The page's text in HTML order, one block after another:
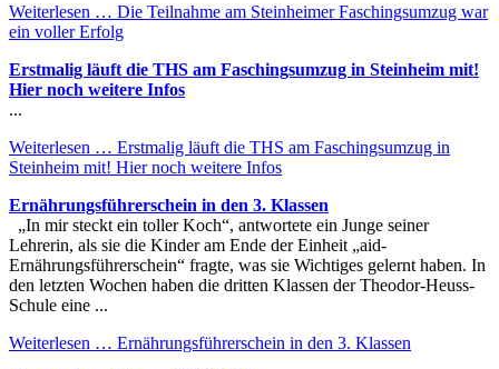
Weiterlesen … Die Teilnahme am Steinheimer Faschingsumzug war
ein voller Erfolg
Erstmalig läuft die THS am Faschingsumzug in Steinheim mit!
Hier noch weitere Infos
...
Weiterlesen … Erstmalig läuft die THS am Faschingsumzug in
Steinheim mit! Hier noch weitere Infos
Ernährungsführerschein in den 3. Klassen
„In mir steckt ein toller Koch“, antwortete ein Junge seiner
Lehrerin, als sie die Kinder am Ende der Einheit „aid-
Ernährungsführerschein“ fragte, was sie Wichtiges gelernt haben. In
den letzten Wochen haben die dritten Klassen der Theodor-Heuss-
Schule eine ...
Weiterlesen … Ernährungsführerschein in den 3. Klassen